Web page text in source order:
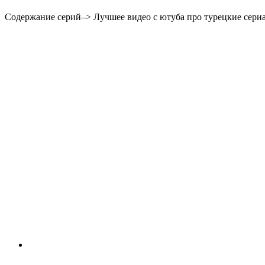
Содержание серий–> Лучшее видео с ютуба про турецкие